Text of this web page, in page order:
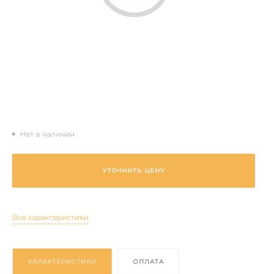
Нет в наличии
УТОЧНИТЬ ЦЕНУ
Все характеристики
ХАРАКТЕРИСТИКИ ОПЛАТА